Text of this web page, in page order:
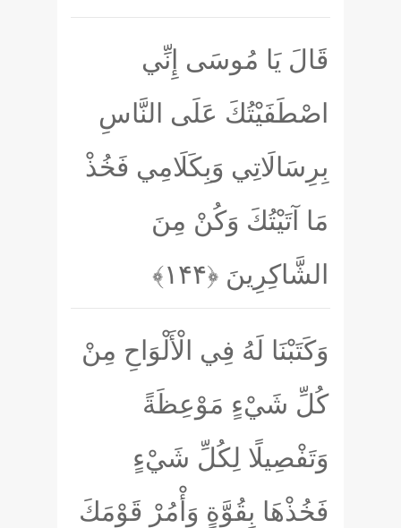
قَالَ يَا مُوسَى إِنِّي
اصْطَفَيْتُكَ عَلَى النَّاسِ
بِرِسَالَاتِي وَبِكَلَامِي فَخُذْ
مَا آتَيْتُكَ وَكُنْ مِنَ
الشَّاكِرِينَ ﴿۱۴۴﴾
وَكَتَبْنَا لَهُ فِي الْأَلْوَاحِ مِنْ
كُلِّ شَيْءٍ مَوْعِظَةً
وَتَفْصِيلًا لِكُلِّ شَيْءٍ
فَخُذْهَا بِقُوَّةٍ وَأْمُرْ قَوْمَكَ